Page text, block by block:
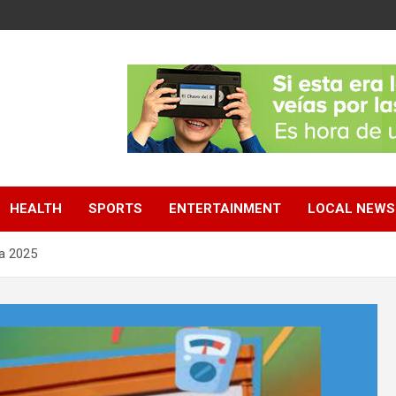
HEALTH SPORTS ENTERTAINMENT LOCAL NEWS
2025